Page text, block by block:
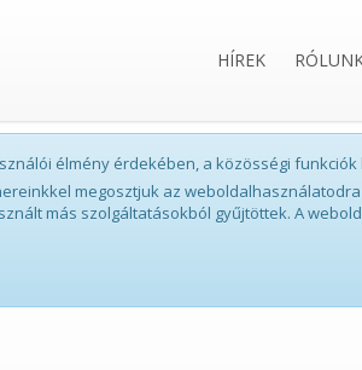
HÍREK
élmény érdekében, a közösségi
megosztjuk az
más szolgáltatásokból gyűjtöttek. A